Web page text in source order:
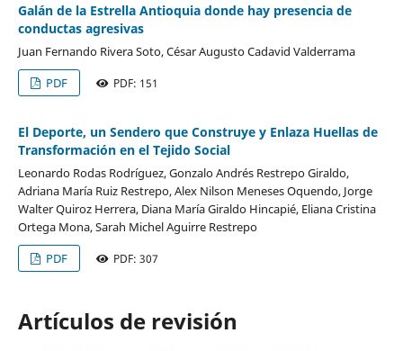
Galán de la Estrella Antioquia donde hay presencia de
conductas agresivas
Juan Fernando Rivera Soto, César Augusto Cadavid Valderrama
PDF
PDF: 151
El Deporte, un Sendero que Construye y Enlaza Huellas de
Transformación en el Tejido Social
Leonardo Rodas Rodríguez, Gonzalo Andrés Restrepo Giraldo,
Adriana María Ruiz Restrepo, Alex Nilson Meneses Oquendo, Jorge
Walter Quiroz Herrera, Diana María Giraldo Hincapié, Eliana Cristina
Ortega Mona, Sarah Michel Aguirre Restrepo
PDF
PDF: 307
Artículos de revisión